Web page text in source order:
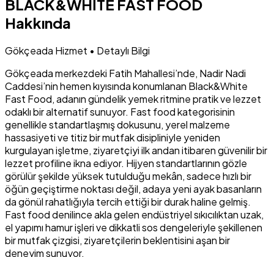
BLACK&WHİTE FAST FOOD
Hakkında
Gökçeada Hizmet • Detaylı Bilgi
Gökçeada merkezdeki Fatih Mahallesi’nde, Nadir Nadi
Caddesi’nin hemen kıyısında konumlanan Black&White
Fast Food, adanın gündelik yemek ritmine pratik ve lezzet
odaklı bir alternatif sunuyor. Fast food kategorisinin
genellikle standartlaşmış dokusunu, yerel malzeme
hassasiyeti ve titiz bir mutfak disipliniyle yeniden
kurgulayan işletme, ziyaretçiyi ilk andan itibaren güvenilir bir
lezzet profiline ikna ediyor. Hijyen standartlarının gözle
görülür şekilde yüksek tutulduğu mekân, sadece hızlı bir
öğün geçiştirme noktası değil, adaya yeni ayak basanların
da gönül rahatlığıyla tercih ettiği bir durak haline gelmiş.
Fast food denilince akla gelen endüstriyel sıkıcılıktan uzak,
el yapımı hamur işleri ve dikkatli sos dengeleriyle şekillenen
bir mutfak çizgisi, ziyaretçilerin beklentisini aşan bir
deneyim sunuyor.